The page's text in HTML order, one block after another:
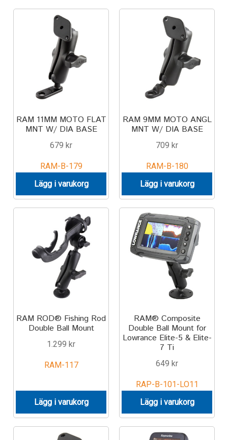
Keyboard
Laptop
Microphone
Phone
Printer
Spotlight
Components
Mounts with Holder
Holders
IntelliSkin
PRODUKTSERIE
GDS Tech
RAM 11MM MOTO FLAT
MNT W/ DIA BASE
679 kr
RAM-B-179
Lägg i varukorg
RAM 9MM MOTO ANGL
MNT W/ DIA BASE
709 kr
RAM-B-180
Lägg i varukorg
RAM ROD® Fishing Rod
Double Ball Mount
1.299 kr
RAM-117
Lägg i varukorg
RAM® Composite
Double Ball Mount for
Lowrance Elite-5 & Elite-
7 Ti
649 kr
RAP-B-101-LO11
Lägg i varukorg